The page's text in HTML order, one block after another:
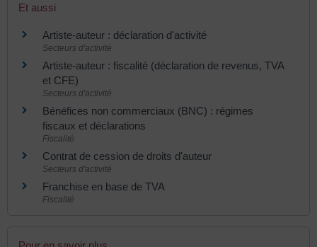
Et aussi
Artiste-auteur : déclaration d'activité
Secteurs d'activité
Artiste-auteur : fiscalité (déclaration de revenus, TVA
et CFE)
Secteurs d'activité
Bénéfices non commerciaux (BNC) : régimes
fiscaux et déclarations
Fiscalité
Contrat de cession de droits d'auteur
Secteurs d'activité
Franchise en base de TVA
Fiscalité